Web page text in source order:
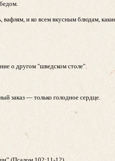
и ко всем вкусным блюдам,
о другом "шведском столе".
заказ — только голодное сердце.